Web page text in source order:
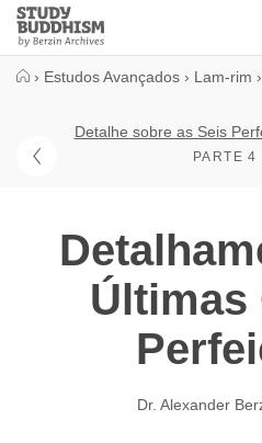
Close
Study
Buddhism
› Estudos Avançados › Lam-rim ›
Detalhe sobre as Seis
PARTE 4
Últimas
Dr. Alexander